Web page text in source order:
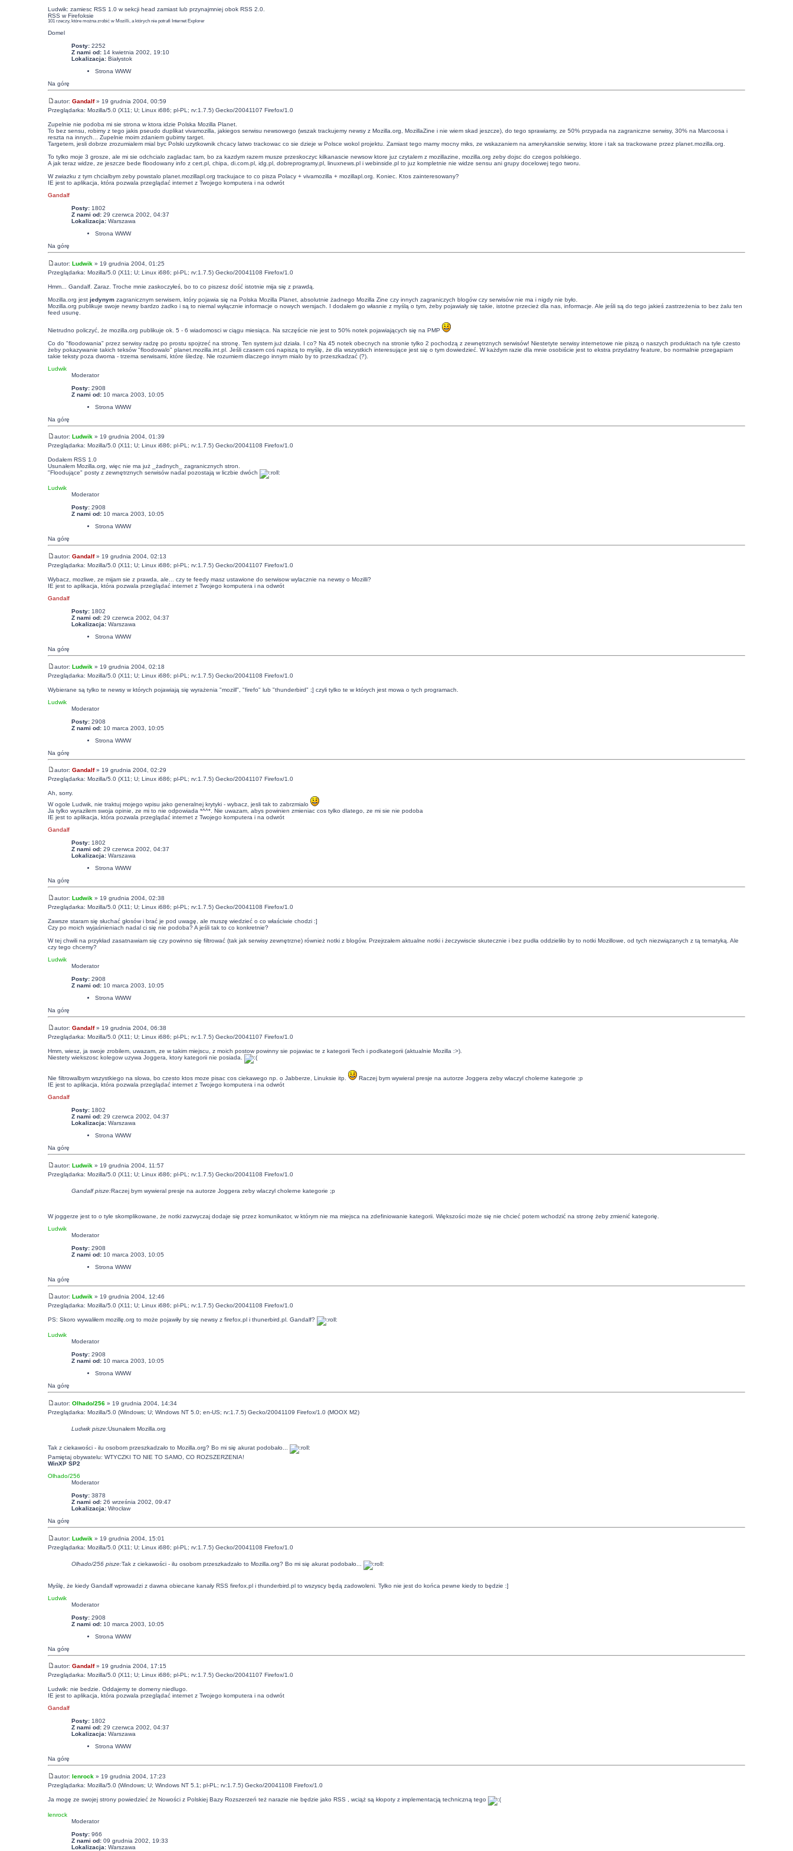
Ludwik: zamiesc RSS 1.0w sekcji head zamiast lub przynajmniej obok RSS 2.0.
RSS w Firefoksie
101 rzeczy, które można zrobić w Mozilli, a których nie potrafi Internet Explorer
Domel
Posty:2252
Z nami od:14 kwietnia 2002, 19:10
Lokalizacja:Białystok
Strona WWW
Na górę
autor: Gandalf» 19 grudnia 2004, 00:59
Przeglądarka: Mozilla/5.0 (X11; U; Linux i686; pl-PL; rv:1.7.5) Gecko/20041107 Firefox/1.0
Zupelnie nie podoba mi sie strona w ktora idzie Polska Mozilla Planet.
To bez sensu, robimy z tego jakis pseudo duplikat vivamozilla, jakiegos serwisu newsowego (wszak trackujemy newsy z Mozilla.org, MozillaZine i nie wiem skad jeszcze), do tego sprawiamy, ze 50% przypada na zagraniczne serwisy, 30% na Marcoosa i
reszta na innych... Zupelnie moim zdaniem gubimy target.
Targetem, jesli dobrze zrozumialem mial byc Polski uzytkownik chcacy latwo trackowac co sie dzieje w Polsce wokol projektu. Zamiast tego mamy mocny miks, ze wskazaniem na amerykanskie serwisy, ktore i tak sa trackowane przez planet.mozilla.org.
To tylko moje 3 grosze, ale mi sie odchcialo zagladac tam, bo za kazdym razem musze przeskoczyc kilkanascie newsow ktore juz czytalem z mozillazine, mozilla.org zeby dojsc do czegos polskiego.
A jak teraz widze, ze jeszcze bede floodowany info z cert.pl, chipa, di.com.pl, idg.pl, dobreprogramy.pl, linuxnews.pl i webinside.pl to juz kompletnie nie widze sensu ani grupy docelowej tego tworu.
W zwiazku z tym chcialbym zeby powstalo planet.mozillapl.org trackujace to co pisza Polacy + vivamozilla + mozillapl.org. Koniec. Ktos zainteresowany?
IE jest to aplikacja, która pozwala przeglądać internet z Twojego komputera i na odwrót
Gandalf
Posty:1802
Z nami od:29 czerwca 2002, 04:37
Lokalizacja:Warszawa
Strona WWW
Na górę
autor: Ludwik» 19 grudnia 2004, 01:25
Przeglądarka: Mozilla/5.0 (X11; U; Linux i686; pl-PL; rv:1.7.5) Gecko/20041108 Firefox/1.0
Hmm... Gandalf. Zaraz. Troche mnie zaskoczyłeś, bo to co piszesz dość istotnie mija się z prawdą.
Mozilla.org jest jedynymzagranicznym serwisem, który pojawia się na Polska Mozilla Planet, absolutnie żadnego Mozilla Zine czy innych zagraniczych blogów czy serwisów nie ma i nigdy nie było.
Mozilla.org publikuje swoje newsy bardzo żadko i są to niemal wyłącznie informacje o nowych wersjach. I dodałem go własnie z myślą o tym, żeby pojawiały się takie, istotne przecież dla nas, informacje. Ale jeśli są do tego jakieś zastrzeżenia to bez żalu ten
feed usunę.
Nietrudno policzyć, że mozilla.org publikuje ok. 5 - 6 wiadomosci w ciągu miesiąca. Na szczęście nie jest to 50% notek pojawiających się na PMP
Co do "floodowania" przez serwisy radzę po prostu spojrzeć na stronę. Ten system już działa. I co? Na 45 notek obecnych na stronie tylko 2 pochodzą z zewnętrznych serwisów! Niestetyte serwisy internetowe nie piszą o naszych produktach na tyle czesto
żeby pokazywanie takich teksów "floodowalo" planet.mozilla.int.pl. Jeśli czasem coś napiszą to myślę, że dla wszystkich interesujące jest się o tym dowiedzieć. W każdym razie dla mnie osobiście jest to ekstra przydatny feature, bo normalnie przegapiam
takie teksty poza dwoma - trzema serwisami, które śledzę. Nie rozumiem dlaczego innym mialo by to przeszkadzać (?).
Ludwik
Moderator
Posty:2908
Z nami od:10 marca 2003, 10:05
Strona WWW
Na górę
autor: Ludwik» 19 grudnia 2004, 01:39
Przeglądarka: Mozilla/5.0 (X11; U; Linux i686; pl-PL; rv:1.7.5) Gecko/20041108 Firefox/1.0
Dodałem RSS 1.0
Usunałem Mozilla.org, więc nie ma już _żadnych_ zagranicznych stron.
"Floodujące" posty z zewnętrznych serwisów nadal pozostają w liczbie dwóch
Ludwik
Moderator
Posty:2908
Z nami od:10 marca 2003, 10:05
Strona WWW
Na górę
autor: Gandalf» 19 grudnia 2004, 02:13
Przeglądarka: Mozilla/5.0 (X11; U; Linux i686; pl-PL; rv:1.7.5) Gecko/20041107 Firefox/1.0
Wybacz, mozliwe, ze mijam sie z prawda, ale... czy te feedy masz ustawione do serwisow wylacznie na newsy o Mozilli?
IE jest to aplikacja, która pozwala przeglądać internet z Twojego komputera i na odwrót
Gandalf
Posty:1802
Z nami od:29 czerwca 2002, 04:37
Lokalizacja:Warszawa
Strona WWW
Na górę
autor: Ludwik» 19 grudnia 2004, 02:18
Przeglądarka: Mozilla/5.0 (X11; U; Linux i686; pl-PL; rv:1.7.5) Gecko/20041108 Firefox/1.0
Wybierane są tylko te newsy w których pojawiają się wyrażenia "mozill", "firefo" lub "thunderbird" ;] czyli tylko te w których jest mowa o tych programach.
Ludwik
Moderator
Posty:2908
Z nami od:10 marca 2003, 10:05
Strona WWW
Na górę
autor: Gandalf» 19 grudnia 2004, 02:29
Przeglądarka: Mozilla/5.0 (X11; U; Linux i686; pl-PL; rv:1.7.5) Gecko/20041107 Firefox/1.0
Ah, sorry.
W ogole Ludwik, nie traktuj mojego wpisu jako generalnej krytyki - wybacz, jesli tak to zabrzmialo
Ja tylko wyrazilem swoja opinie, ze mi to nie odpowiada *^^*. Nie uwazam, abys powinien zmieniac cos tylko dlatego, ze mi sie nie podoba
IE jest to aplikacja, która pozwala przeglądać internet z Twojego komputera i na odwrót
Gandalf
Posty:1802
Z nami od:29 czerwca 2002, 04:37
Lokalizacja:Warszawa
Strona WWW
Na górę
autor: Ludwik» 19 grudnia 2004, 02:38
Przeglądarka: Mozilla/5.0 (X11; U; Linux i686; pl-PL; rv:1.7.5) Gecko/20041108 Firefox/1.0
Zawsze staram się słuchać głosów i brać je pod uwagę, ale muszę wiedzieć o co właściwie chodzi :]
Czy po moich wyjaśnieniach nadal ci się nie podoba? A jeśli tak to co konkretnie?
W tej chwili na przykład zasatnawiam się czy powinno się filtrować (tak jak serwisy zewnętrzne) również notki z blogów. Przejrzałem aktualne notki i żeczywiscie skutecznie i bez pudła oddzieliło by to notki Mozillowe, od tych niezwiązanych z tą tematyką. Ale
czy tego chcemy?
Ludwik
Moderator
Posty:2908
Z nami od:10 marca 2003, 10:05
Strona WWW
Na górę
autor: Gandalf» 19 grudnia 2004, 06:38
Przeglądarka: Mozilla/5.0 (X11; U; Linux i686; pl-PL; rv:1.7.5) Gecko/20041107 Firefox/1.0
Hmm, wiesz, ja swoje zrobilem, uwazam, ze w takim miejscu, z moich postow powinny sie pojawiac te z kategorii Tech i podkategorii (aktualnie Mozilla :>).
Niestety wiekszosc kolegow uzywa Joggera, ktory kategorii nie posiada.
Nie filtrowalbym wszystkiego na slowa, bo czesto ktos moze pisac cos ciekawego np. o Jabberze, Linuksie itp.
Raczej bym wywieral presje na autorze Joggera zeby wlaczyl cholerne kategorie ;p
IE jest to aplikacja, która pozwala przeglądać internet z Twojego komputera i na odwrót
Gandalf
Posty:1802
Z nami od:29 czerwca 2002, 04:37
Lokalizacja:Warszawa
Strona WWW
Na górę
autor: Ludwik» 19 grudnia 2004, 11:57
Przeglądarka: Mozilla/5.0 (X11; U; Linux i686; pl-PL; rv:1.7.5) Gecko/20041108 Firefox/1.0
Gandalf pisze:Raczej bym wywieral presje na autorze Joggera zeby wlaczyl cholerne kategorie ;p
W joggerze jest to o tyle skomplikowane, że notki zazwyczaj dodaje się przez komunikator, w którym nie ma miejsca na zdefiniowanie kategorii. Większości może się nie chcieć potem wchodzić na stronę żeby zmienić kategorię.
Ludwik
Moderator
Posty:2908
Z nami od:10 marca 2003, 10:05
Strona WWW
Na górę
autor: Ludwik» 19 grudnia 2004, 12:46
Przeglądarka: Mozilla/5.0 (X11; U; Linux i686; pl-PL; rv:1.7.5) Gecko/20041108 Firefox/1.0
PS: Skoro wywaliłem mozillę.org to może pojawiły by się newsy z firefox.pl i thunerbird.pl. Gandalf?
Ludwik
Moderator
Posty:2908
Z nami od:10 marca 2003, 10:05
Strona WWW
Na górę
autor: Olhado/256» 19 grudnia 2004, 14:34
Przeglądarka: Mozilla/5.0 (Windows; U; Windows NT 5.0; en-US; rv:1.7.5) Gecko/20041109 Firefox/1.0 (MOOX M2)
Ludwik pisze:Usunałem Mozilla.org
Tak z ciekawości - ilu osobom przeszkadzało to Mozilla.org? Bo mi się akurat podobało...
Pamiętaj obywatelu: WTYCZKI TO NIE TO SAMO, CO ROZSZERZENIA!
WinXP SP2
Olhado/256
Moderator
Posty:3878
Z nami od:26 września 2002, 09:47
Lokalizacja:Wrocław
Na górę
autor: Ludwik» 19 grudnia 2004, 15:01
Przeglądarka: Mozilla/5.0 (X11; U; Linux i686; pl-PL; rv:1.7.5) Gecko/20041108 Firefox/1.0
Olhado/256 pisze:Tak z ciekawości - ilu osobom przeszkadzało to Mozilla.org? Bo mi się akurat podobało...
Myślę, że kiedy Gandalf wprowadzi z dawna obiecane kanały RSS firefox.pl i thunderbird.pl to wszyscy będą zadowoleni. Tylko nie jest do końca pewne kiedy to będzie :]
Ludwik
Moderator
Posty:2908
Z nami od:10 marca 2003, 10:05
Strona WWW
Na górę
autor: Gandalf» 19 grudnia 2004, 17:15
Przeglądarka: Mozilla/5.0 (X11; U; Linux i686; pl-PL; rv:1.7.5) Gecko/20041107 Firefox/1.0
Ludwik: nie bedzie. Oddajemy te domeny niedlugo.
IE jest to aplikacja, która pozwala przeglądać internet z Twojego komputera i na odwrót
Gandalf
Posty:1802
Z nami od:29 czerwca 2002, 04:37
Lokalizacja:Warszawa
Strona WWW
Na górę
autor: lenrock» 19 grudnia 2004, 17:23
Przeglądarka: Mozilla/5.0 (Windows; U; Windows NT 5.1; pl-PL; rv:1.7.5) Gecko/20041108 Firefox/1.0
Ja mogę ze swojej strony powiedzieć że Nowości z Polskiej Bazy Rozszerzeń też narazie nie będzie jako RSS , wciąż są kłopoty z implementacją techniczną tego
lenrock
Moderator
Posty:966
Z nami od:09 grudnia 2002, 19:33
Lokalizacja:Warszawa